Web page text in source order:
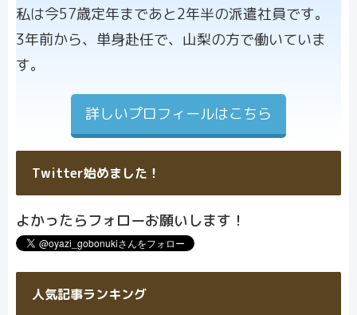
ル画像
私は今57歳定年まであと2年半の派遣社員です。
3年前から、単身赴任で、山梨の方で働いていま
す。
詳しいプロフィールはこちら
Twitter始めました！
よかったらフォローお願いします！
人気記事ランキング